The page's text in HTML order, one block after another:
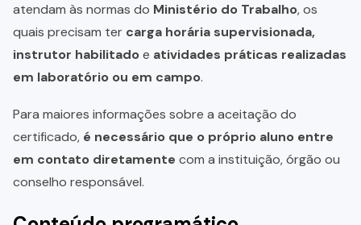
atendam às normas do Ministério do Trabalho, os
quais precisam ter carga horária supervisionada,
instrutor habilitadoe atividades práticas realizadas
em laboratório ou em campo.
Para maiores informações sobre a aceitação do
certificado, é necessário que o próprio aluno entre
em contato diretamente com a instituição, órgão ou
conselho responsável.